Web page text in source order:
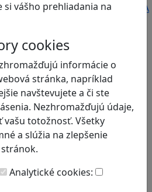
si vášho prehliadania na
cookies
informácie o
stránka, napríklad
navštevujete a či ste
Nezhromažďujú údaje,
totožnosť. Všetky
a slúžia na zlepšenie
Analytické cookies:
aby ste
Alba: A Wildlife
kohokoľvek z rodiny,…
bojujú proti
Hra Bunky v
lekciou o imunite